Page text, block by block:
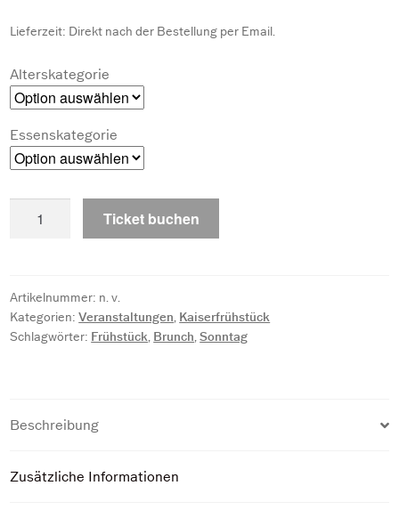
Lieferzeit: Direkt nach der Bestellung per Email.
Alterskategorie
Essenskategorie
Ticket buchen
Artikelnummer: n. v.
Kategorien:Veranstaltungen, Kaiserfrühstück
Schlagwörter: Frühstück, Brunch,Sonntag
Beschreibung
Zusätzliche Informationen